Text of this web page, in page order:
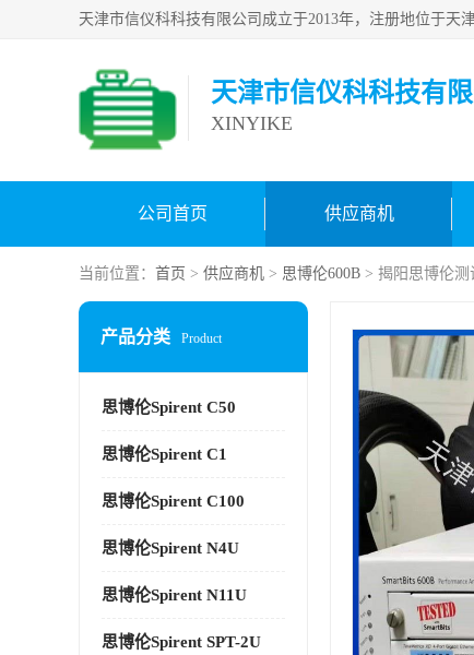
天津市信仪科科技有
XINYIKE
公司首页 供应商机
当前位置： 首页 > 供应商机 > 思博伦600B > 揭阳思博伦测
产品分类 Product
思博伦Spirent C50
思博伦Spirent C1
思博伦Spirent C100
思博伦Spirent N4U
思博伦Spirent N11U
思博伦Spirent SPT-2U